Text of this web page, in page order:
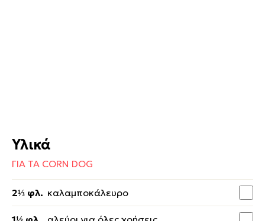
Υλικά
ΓΙΑ ΤΑ CORN DOG
2⅓ φλ. καλαμποκάλευρο